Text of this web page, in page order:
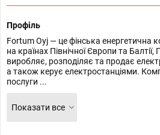
Профіль
Fortum Oyj — це фінська енергетична
на країнах Північної Європи та
виробляє, розподіляє та продає
а також керує електростанціями.
послуги ...
Показати все